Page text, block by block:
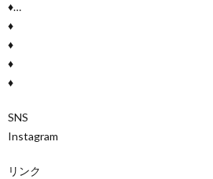
♦…
♦
♦
♦
♦
SNS
Instagram
リンク